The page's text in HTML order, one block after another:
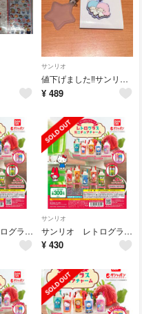
サンリオ
値下げました‼️サンリオキャラクターズ ダブルチャーム
¥ 489
サンリオ レトログラスチャーム
サンリオ
サンリオ レトログラスチャーム
¥ 430